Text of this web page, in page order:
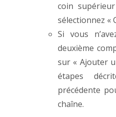
coin
sélectionnez «
Si vous
deuxième
sur « Ajouter
étapes
précédente
chaîne.